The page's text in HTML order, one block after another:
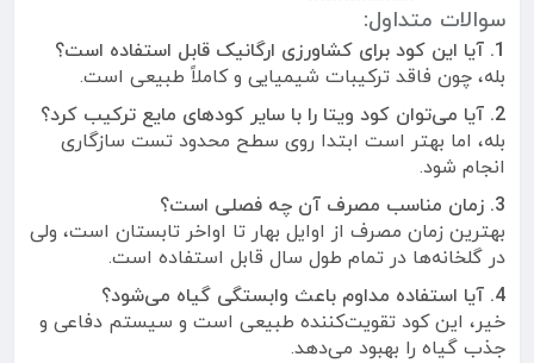
سوالات متداول:
1. آیا این کود برای کشاورزی ارگانیک قابل استفاده است؟
بله، چون فاقد ترکیبات شیمیایی و کاملاً طبیعی است.
2. آیا می‌توان کود ویتا را با سایر کودهای مایع ترکیب کرد؟
بله، اما بهتر است ابتدا روی سطح محدود تست سازگاری
انجام شود.
3. زمان مناسب مصرف آن چه فصلی است؟
بهترین زمان مصرف از اوایل بهار تا اواخر تابستان است، ولی
در گلخانه‌ها در تمام طول سال قابل استفاده است.
4. آیا استفاده مداوم باعث وابستگی گیاه می‌شود؟
خیر، این کود تقویت‌کننده طبیعی است و سیستم دفاعی و
جذب گیاه را بهبود می‌دهد.